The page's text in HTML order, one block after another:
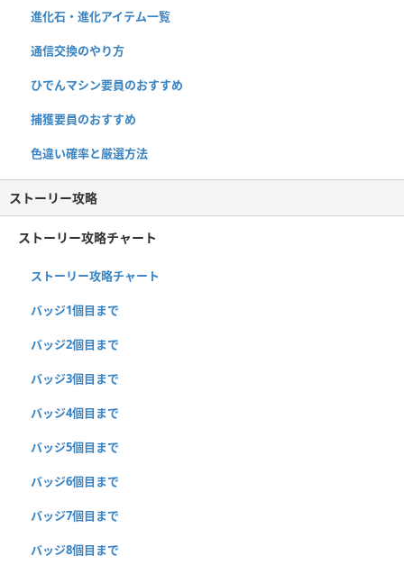
進化石・進化アイテム一覧
通信交換のやり方
ひでんマシン要員のおすすめ
捕獲要員のおすすめ
色違い確率と厳選方法
ストーリー攻略
ストーリー攻略チャート
ストーリー攻略チャート
バッジ1個目まで
バッジ2個目まで
バッジ3個目まで
バッジ4個目まで
バッジ5個目まで
バッジ6個目まで
バッジ7個目まで
バッジ8個目まで